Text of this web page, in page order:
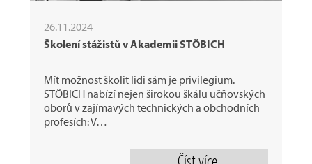
26.11.2024
Školení stážistů v Akademii STÖBICH
Mít možnost školit lidi sám je privilegium.
STÖBICH nabízí nejen širokou škálu učňovských
oborů v zajímavých technických a obchodních
profesích: V…